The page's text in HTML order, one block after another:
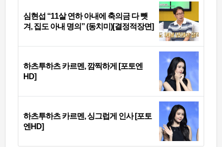
심현섭 “11살 연하 아내에 축의금 다 뺏
겨, 집도 아내 명의” (동치미)[결정적장면]
하츠투하츠 카르멘, 깜찍하게 [포토엔
HD]
하츠투하츠 카르멘, 싱그럽게 인사 [포토
엔HD]